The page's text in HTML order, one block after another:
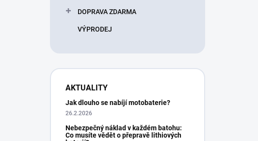
DOPRAVA ZDARMA
VÝPRODEJ
AKTUALITY
Jak dlouho se nabíjí motobaterie?
26.2.2026
Nebezpečný náklad v každém batohu:
Co musíte vědět o přepravě lithiových